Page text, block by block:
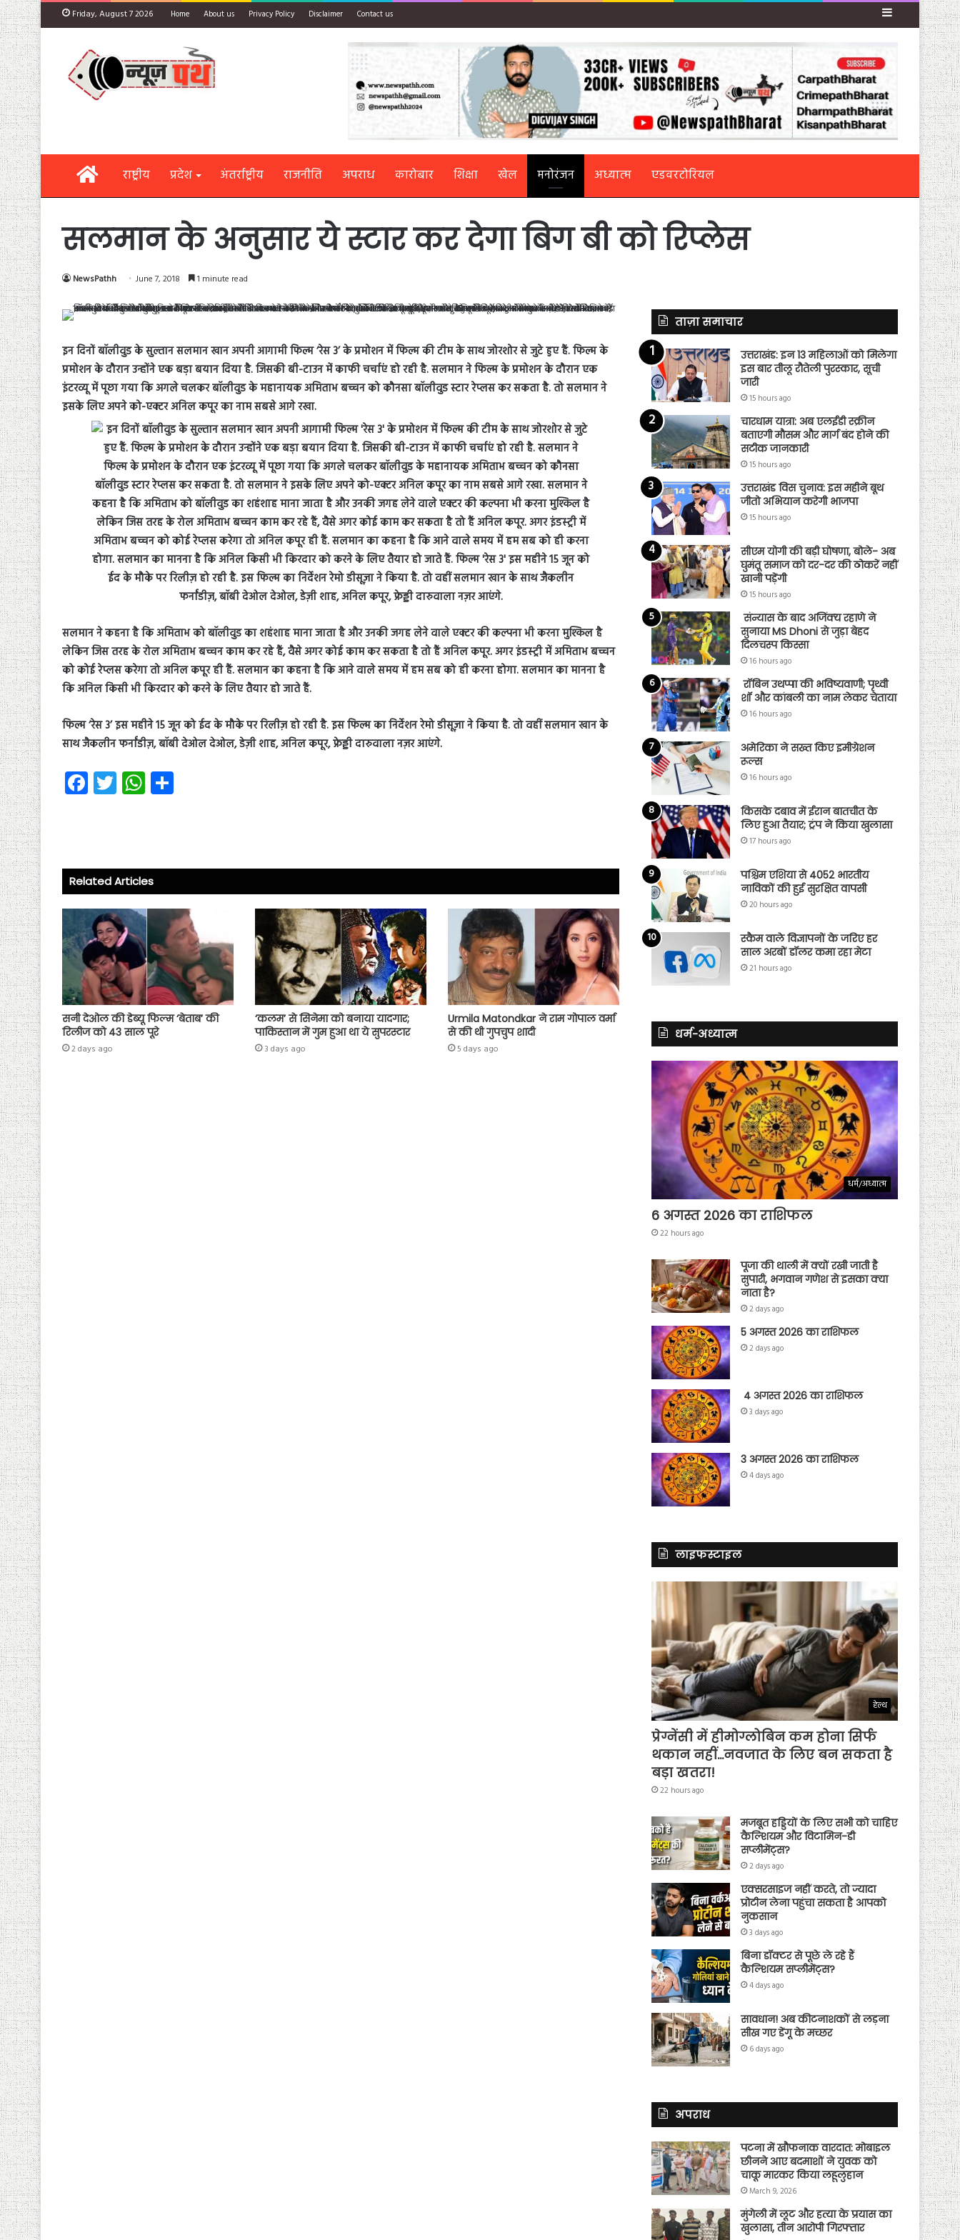
Friday, August 7 2026 Home About us Privacy Policy Disclaimer Contact us Sidebar
Homeराष्ट्रीय प्रदेश अंतर्राष्ट्रीय राजनीति अपराध कारोबार शिक्षा खेल मनोरंजन अध्यात्म एडवरटोरियल
सलमान के अनुसार ये स्टार कर देगा बिग बी को रिप्लेस
NewsPathh June 7, 2018 1 minute read
इन दिनों बॉलीवुड के सुल्तान सलमान खान अपनी आगामी फिल्म ‘रेस 3’ के प्रमोशन में फिल्म की टीम के साथ जोरशोर से जुटे हुए हैं. फिल्म के
प्रमोशन के दौरान उन्होंने एक बड़ा बयान दिया है. जिसकी बी-टाउन में काफी चर्चाएं हो रही है. सलमान ने फिल्म के प्रमोशन के दौरान एक
इंटरव्यू में पूछा गया कि अगले चलकर बॉलीवुड के महानायक अमिताभ बच्चन को कौनसा बॉलीवुड स्टार रेप्लस कर सकता है. तो सलमान ने
इसके लिए अपने को-एक्टर अनिल कपूर का नाम सबसे आगे रखा.
सलमान ने कहना है कि अमिताभ को बॉलीवुड का शहंशाह माना जाता है और उनकी जगह लेने वाले एक्टर की कल्पना भी करना मुश्किल है
लेकिन जिस तरह के रोल अमिताभ बच्चन काम कर रहे हैं, वैसे अगर कोई काम कर सकता है तो हैं अनिल कपूर. अगर इंडस्ट्री में अमिताभ बच्चन
को कोई रेप्लस करेगा तो अनिल कपूर ही हैं. सलमान का कहना है कि आने वाले समय में हम सब को ही करना होगा. सलमान का मानना है
कि अनिल किसी भी किरदार को करने के लिए तैयार हो जाते हैं.
फिल्म ‘रेस 3’ इस महीने 15 जून को ईद के मौके पर रिलीज़ हो रही है. इस फिल्म का निर्देशन रेमो डीसूज़ा ने किया है. तो वहीं सलमान खान के
साथ जैकलीन फर्नांडीज़, बॉबी देओल देओल, डेज़ी शाह, अनिल कपूर, फ्रेड्डी दारुवाला नज़र आएंगे.
Fa
ce
ok
T
wi
W
ha
p
p
Related Articles
सनी देओल की डेब्यू फिल्म ‘बेताब’ की
रिलीज को 43 साल पूरे
2 days ago
‘कलम’ से सिनेमा को बनाया यादगार;
पाकिस्तान में गुम हुआ था ये सुपरस्टार
3 days ago
Urmila Matondkar ने राम गोपाल वर्मा
से की थी गुपचुप शादी
5 days ago
ताज़ा समाचार
उत्तराखंड: इन 13 महिलाओं को मिलेगा
इस बार तीलू रौतेली पुरस्कार, सूची
जारी
15 hours ago
चारधाम यात्रा: अब एलईडी स्क्रीन
बताएगी मौसम और मार्ग बंद होने की
सटीक जानकारी
15 hours ago
उत्तराखंड विस चुनाव: इस महीने बूथ
जीतो अभियान करेगी भाजपा
15 hours ago
सीएम योगी की बड़ी घोषणा, बोले- अब
घुमंतू समाज को दर-दर की ठोकरें नहीं
खानी पड़ेंगी
15 hours ago
संन्यास के बाद अजिंक्‍य रहाणे ने
सुनाया MS Dhoni से जुड़ा बेहद
दिलचस्प किस्सा
16 hours ago
रॉबिन उथप्पा की भविष्यवाणी; पृथ्वी
शॉ और कांबली का नाम लेकर चेताया
16 hours ago
अमेरिका ने सख्त किए इमीग्रेशन
रूल्स
16 hours ago
किसके दबाव में ईरान बातचीत के
लिए हुआ तैयार; ट्रंप ने किया खुलासा
17 hours ago
पश्चिम एशिया से 4052 भारतीय
नाविकों की हुई सुरक्षित वापसी
20 hours ago
स्कैम वाले विज्ञापनों के जरिए हर
साल अरबों डॉलर कमा रहा मेटा
21 hours ago
धर्म-अध्यात्म
धर्म/अध्यात्म
6 अगस्त 2026 का राशिफल
22 hours ago
पूजा की थाली में क्यों रखी जाती है
सुपारी, भगवान गणेश से इसका क्या
नाता है?
2 days ago
5 अगस्त 2026 का राशिफल
2 days ago
4 अगस्त 2026 का राशिफल
3 days ago
3 अगस्त 2026 का राशिफल
4 days ago
लाइफस्टाइल
हेल्थ
प्रेग्नेंसी में हीमोग्लोबिन कम होना सिर्फ
थकान नहीं…नवजात के लिए बन सकता है
बड़ा खतरा!
22 hours ago
मजबूत हड्डियों के लिए सभी को चाहिए
कैल्शियम और विटामिन-डी
सप्लीमेंट्स?
2 days ago
एक्सरसाइज नहीं करते, तो ज्यादा
प्रोटीन लेना पहुंचा सकता है आपको
नुकसान
3 days ago
बिना डॉक्टर से पूछे ले रहे हैं
कैल्शियम सप्लीमेंट्स?
4 days ago
सावधान! अब कीटनाशकों से लड़ना
सीख गए डेंगू के मच्छर
6 days ago
अपराध
पटना में खौफनाक वारदात: मोबाइल
छीनने आए बदमाशों ने युवक को
चाकू मारकर किया लहूलुहान
March 9, 2026
मुंगेली में लूट और हत्या के प्रयास का
खुलासा, तीन आरोपी गिरफ्तार